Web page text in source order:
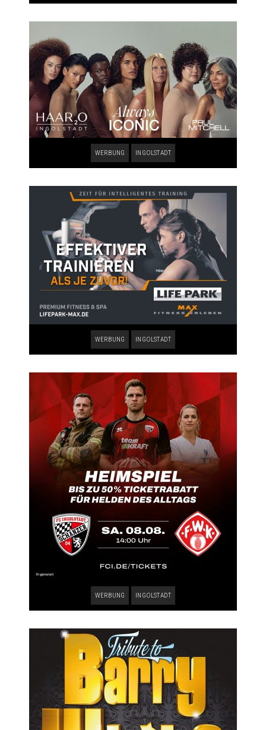
WERBUNG INGOLSTADT
WERBUNG INGOLSTADT
WERBUNG INGOLSTADT